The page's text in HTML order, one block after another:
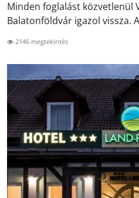
Minden foglalást közvetlenül
Balatonföldvár igazol vissza.
2146 megtekintés